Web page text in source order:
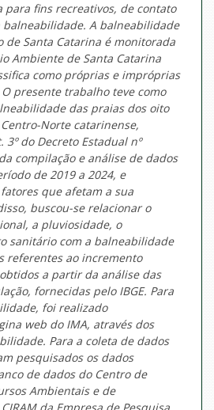
para fins recreativos, de contato
A balneabilidade
de Santa Catarina é monitorada
Ambiente de Santa Catarina
como próprias e impróprias
presente trabalho teve como
das praias dos oito
Norte catarinense,
do Decreto Estadual nº
compilação e análise de dados
de 2019 a 2024, e
que afetam a sua
buscou-se relacionar o
a pluviosidade, o
sanitário com a balneabilidade
referentes ao incremento
a partir da análise das
fornecidas pelo IBGE. Para
foi realizado
web do IMA, através dos
Para a coleta de dados
pesquisados os dados
de dados do Centro de
Ambientais e de